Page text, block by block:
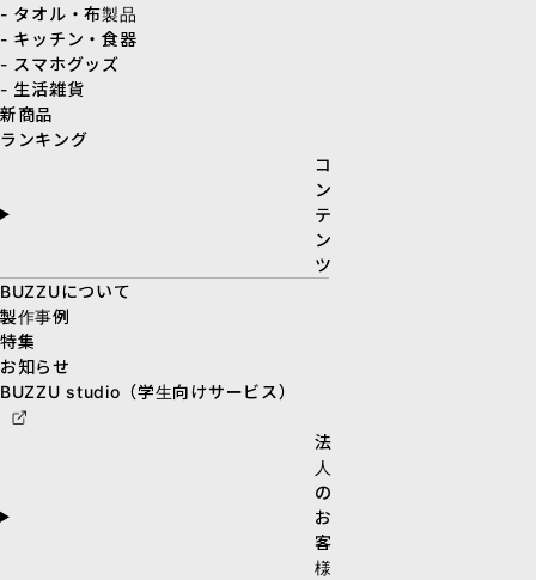
- タオル・布製品
- キッチン・食器
- スマホグッズ
- 生活雑貨
新商品
ランキング
コ
ン
テ
ン
ツ
BUZZUについて
製作事例
特集
お知らせ
BUZZU studio（学生向けサービス）
法
人
の
お
客
様